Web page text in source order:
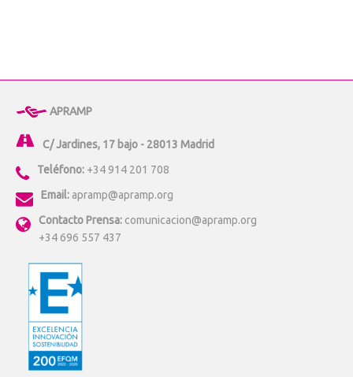
APRAMP
C/ Jardines, 17 bajo - 28013 Madrid
Teléfono: +34 914 201 708
Email: apramp@apramp.org
Contacto Prensa: comunicacion@apramp.org
+34 696 557 437